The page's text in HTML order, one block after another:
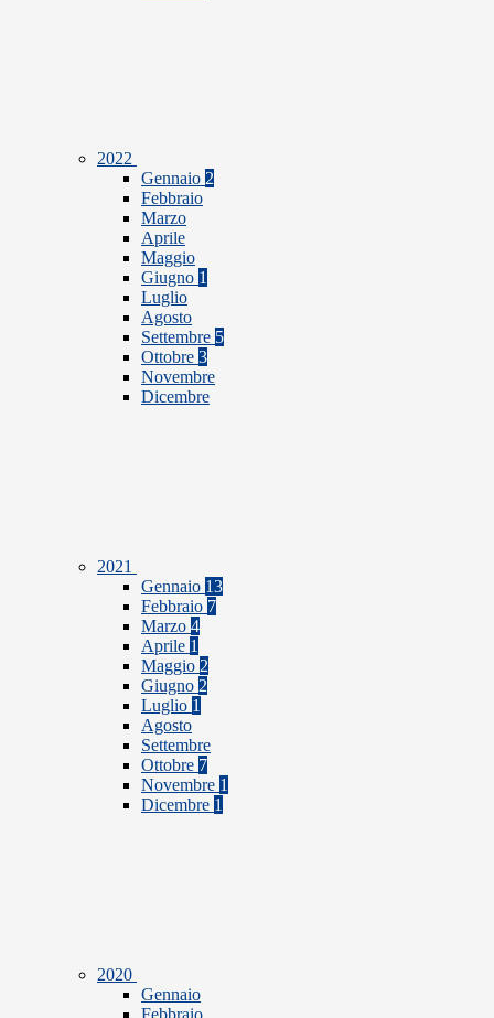
2022
Gennaio 2
Febbraio
Marzo
Aprile
Maggio
Giugno 1
Luglio
Agosto
Settembre 5
Ottobre 3
Novembre
Dicembre
2021
Gennaio 13
Febbraio 7
Marzo 4
Aprile 1
Maggio 2
Giugno 2
Luglio 1
Agosto
Settembre
Ottobre 7
Novembre 1
Dicembre 1
2020
Gennaio